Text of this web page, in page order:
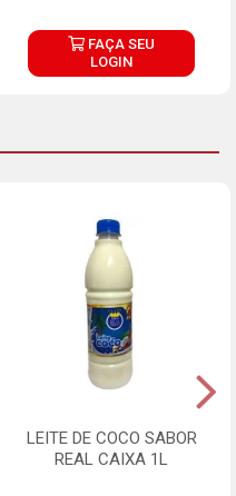
FAÇA SEU
LOGIN
LEITE DE COCO SABOR
REAL CAIXA 1L